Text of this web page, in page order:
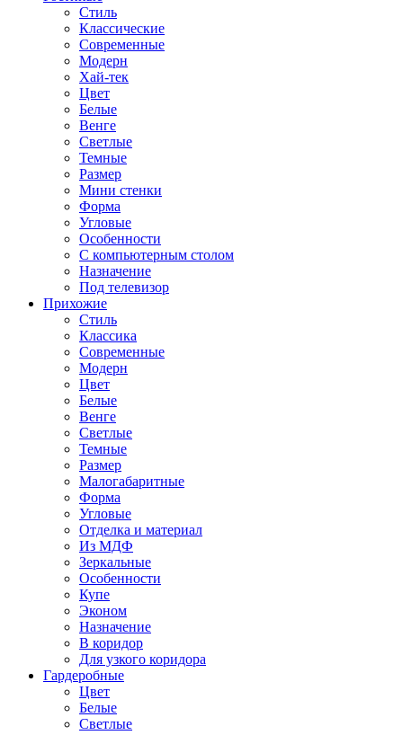
Стиль
Классические
Современные
Модерн
Хай-тек
Цвет
Белые
Венге
Светлые
Темные
Размер
Мини стенки
Форма
Угловые
Особенности
С компьютерным столом
Назначение
Под телевизор
Прихожие
Стиль
Классика
Современные
Модерн
Цвет
Белые
Венге
Светлые
Темные
Размер
Малогабаритные
Форма
Угловые
Отделка и материал
Из МДФ
Зеркальные
Особенности
Купе
Эконом
Назначение
В коридор
Для узкого коридора
Гардеробные
Цвет
Белые
Светлые